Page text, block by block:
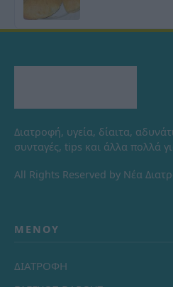
Διατροφή, υγεία, δίαιτα,
συνταγές, tips και άλλα πολλά
All Rights Reserved by Νέα
ΜΕΝΟΎ
ΔΙΑΤΡΟΦΗ